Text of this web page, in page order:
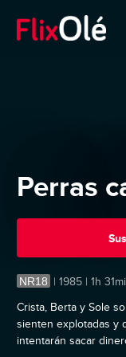
Perras
NR18 | 1985 | 1h
Crista, Berta y Sole
sienten explotadas y
intentarán sacar